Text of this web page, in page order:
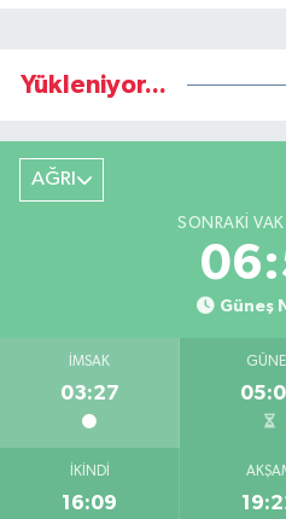
Yükleniyor...
AĞRI
SONRAKI
Güneş
İMSAK
03:27
İKINDI
16:09